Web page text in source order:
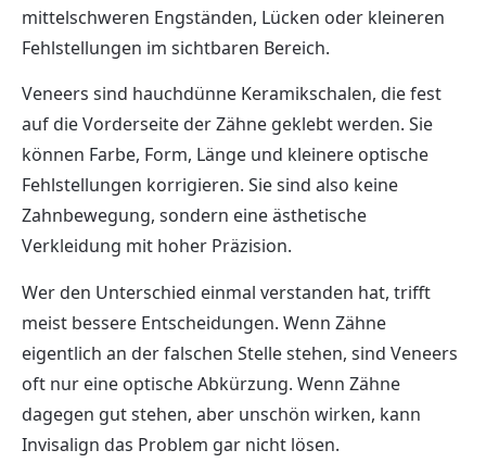
mittelschweren Engständen, Lücken oder kleineren
Fehlstellungen im sichtbaren Bereich.
Veneers sind hauchdünne Keramikschalen, die fest
auf die Vorderseite der Zähne geklebt werden. Sie
können Farbe, Form, Länge und kleinere optische
Fehlstellungen korrigieren. Sie sind also keine
Zahnbewegung, sondern eine ästhetische
Verkleidung mit hoher Präzision.
Wer den Unterschied einmal verstanden hat, trifft
meist bessere Entscheidungen. Wenn Zähne
eigentlich an der falschen Stelle stehen, sind Veneers
oft nur eine optische Abkürzung. Wenn Zähne
dagegen gut stehen, aber unschön wirken, kann
Invisalign das Problem gar nicht lösen.